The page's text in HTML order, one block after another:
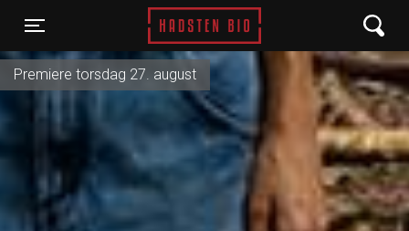
Toggle navigation
Hadsten Bio
Premiere torsdag 27. august